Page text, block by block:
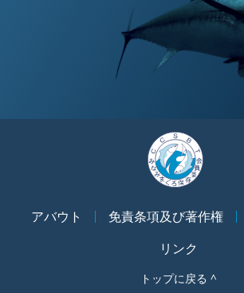
アバウト 免責条項及び著作権
リンク
トップに戻る ^